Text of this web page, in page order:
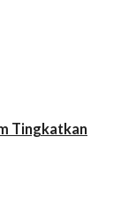
Tingkatkan